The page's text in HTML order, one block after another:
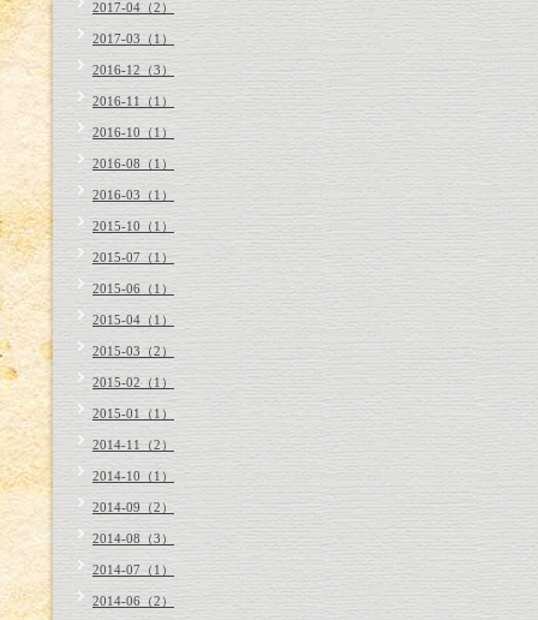
2017-04（2）
2017-03（1）
2016-12（3）
2016-11（1）
2016-10（1）
2016-08（1）
2016-03（1）
2015-10（1）
2015-07（1）
2015-06（1）
2015-04（1）
2015-03（2）
2015-02（1）
2015-01（1）
2014-11（2）
2014-10（1）
2014-09（2）
2014-08（3）
2014-07（1）
2014-06（2）